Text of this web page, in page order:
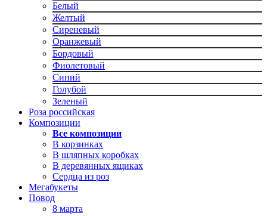
Белый
Желтый
Сиреневый
Оранжевый
Бордовый
Фиолетовый
Синий
Голубой
Зеленый
Роза российская
Композиции
Все композиции
В корзинках
В шляпных коробках
В деревянных ящиках
Сердца из роз
Мегабукеты
Повод
8 марта